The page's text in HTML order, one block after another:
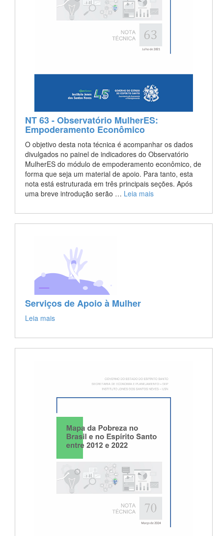
NT 63 - Observatório MulherES:
Empoderamento Econômico
O objetivo desta nota técnica é acompanhar os dados
divulgados no painel de indicadores do Observatório
MulherES do módulo de empoderamento econômico, de
forma que seja um material de apoio. Para tanto, esta
nota está estruturada em três principais seções. Após
uma breve introdução serão … Leia mais
Serviços de Apoio à Mulher
Leia mais